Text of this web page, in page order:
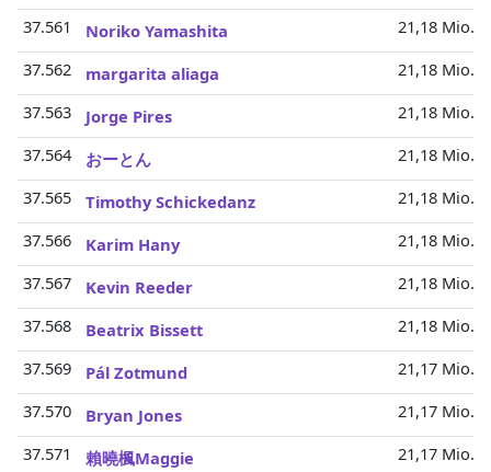
37.561
Noriko Yamashita
21,18 Mio.
37.562
margarita aliaga
21,18 Mio.
37.563
Jorge Pires
21,18 Mio.
37.564
おーとん
21,18 Mio.
37.565
Timothy Schickedanz
21,18 Mio.
37.566
Karim Hany
21,18 Mio.
37.567
Kevin Reeder
21,18 Mio.
37.568
Beatrix Bissett
21,18 Mio.
37.569
Pál Zotmund
21,17 Mio.
37.570
Bryan Jones
21,17 Mio.
37.571
賴曉楓Maggie
21,17 Mio.